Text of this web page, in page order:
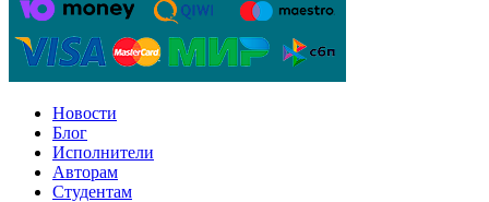
Новости
Блог
Исполнители
Авторам
Студентам